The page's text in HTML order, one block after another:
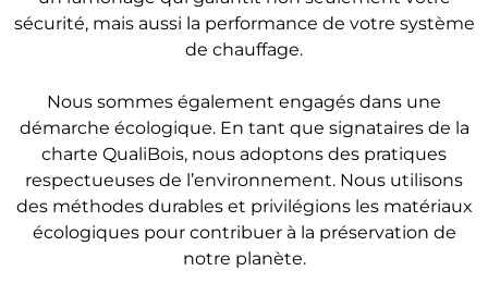
sécurité, mais aussi la performance de votre système
de chauffage.
Nous sommes également engagés dans une
démarche écologique. En tant que signataires de la
charte QualiBois, nous adoptons des pratiques
respectueuses de l’environnement. Nous utilisons
des méthodes durables et privilégions les matériaux
écologiques pour contribuer à la préservation de
notre planète.